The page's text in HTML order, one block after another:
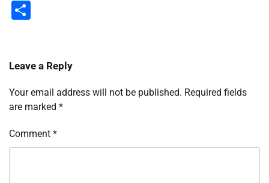
Leave a Reply
Your email address will not be published. Required fields
are marked *
Comment *